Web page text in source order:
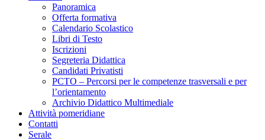
Panoramica
Offerta formativa
Calendario Scolastico
Libri di Testo
Iscrizioni
Segreteria Didattica
Candidati Privatisti
PCTO – Percorsi per le competenze trasversali e per
l’orientamento
Archivio Didattico Multimediale
Attività pomeridiane
Contatti
Serale